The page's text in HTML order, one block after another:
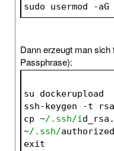
sudo usermod
-a
Dann erzeugt man
Passphrase):
su dockerupload
ssh-keygen -t rsa
cp ~/.ssh/i
~/.ssh/
exit